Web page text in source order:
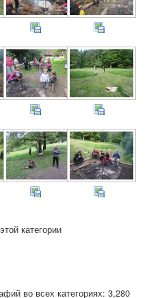
категории
во всех категориях: 3,280